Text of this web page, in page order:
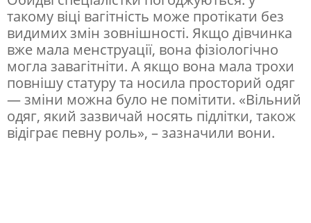
м
у
н
і
х
т
о
такому віці вагітність може протікати без
видимих змін зовнішності. Якщо дівчинка
вже мала менструації, вона фізіологічно
могла завагітніти. А якщо вона мала трохи
повнішу статуру та носила просторий одяг
— зміни можна було не помітити. «Вільний
одяг, який зазвичай носять підлітки, також
відіграє певну роль», – зазначили вони.